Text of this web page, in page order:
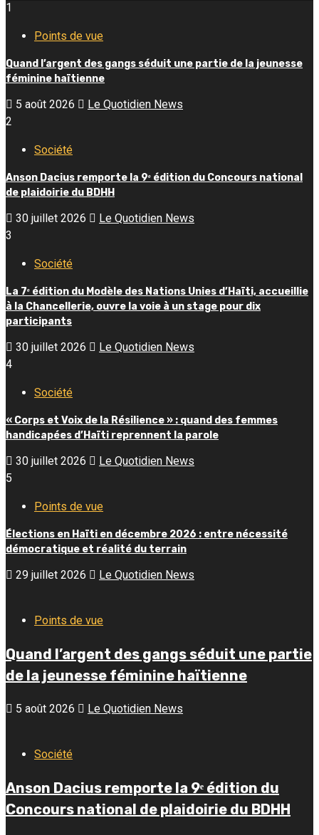
1
Points de vue
Quand l’argent des gangs séduit une partie de la jeunesse
féminine haïtienne
5 août 2026
Le Quotidien News
2
Société
Anson Dacius remporte la 9ᵉ édition du Concours national
de plaidoirie du BDHH
30 juillet 2026
Le Quotidien News
3
Société
La 7ᵉ édition du Modèle des Nations Unies d’Haïti, accueillie
à la Chancellerie, ouvre la voie à un stage pour dix
participants
30 juillet 2026
Le Quotidien News
4
Société
« Corps et Voix de la Résilience » : quand des femmes
handicapées d’Haïti reprennent la parole
30 juillet 2026
Le Quotidien News
5
Points de vue
Élections en Haïti en décembre 2026 : entre nécessité
démocratique et réalité du terrain
29 juillet 2026 Le Quotidien News
Points de vue
Quand l’argent des gangs séduit une partie
de la jeunesse féminine haïtienne
5 août 2026 Le Quotidien News
Société
Anson Dacius remporte la 9ᵉ édition du
Concours national de plaidoirie du BDHH